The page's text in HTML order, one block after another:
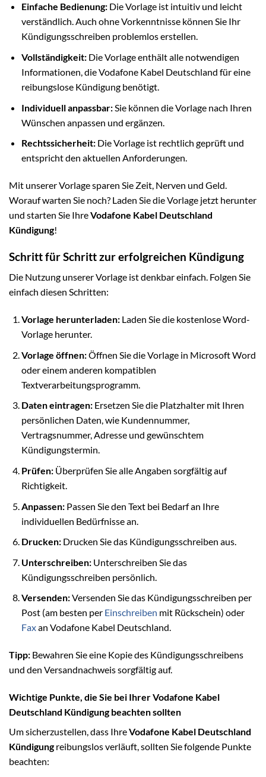
Einfache Bedienung:Die Vorlage ist intuitiv und leicht
verständlich. Auch ohne Vorkenntnisse können Sie Ihr
Kündigungsschreiben problemlos erstellen.
Vollständigkeit:Die Vorlage enthält alle notwendigen
Informationen, die Vodafone Kabel Deutschland für eine
reibungslose Kündigung benötigt.
Individuell anpassbar:Sie können die Vorlage nach Ihren
Wünschen anpassen und ergänzen.
Rechtssicherheit:Die Vorlage ist rechtlich geprüft und
entspricht den aktuellen Anforderungen.
Mit unserer Vorlage sparen Sie Zeit, Nerven und Geld.
Worauf warten Sie noch? Laden Sie die Vorlage jetzt herunter
und starten Sie IhreVodafone Kabel Deutschland
Kündigung!
Schritt für Schritt zur erfolgreichen Kündigung
Die Nutzung unserer Vorlage ist denkbar einfach. Folgen Sie
einfach diesen Schritten:
Vorlage herunterladen:Laden Sie die kostenlose Word-
Vorlage herunter.
Vorlage öffnen:Öffnen Sie die Vorlage in Microsoft Word
oder einem anderen kompatiblen
Textverarbeitungsprogramm.
Daten eintragen:Ersetzen Sie die Platzhalter mit Ihren
persönlichen Daten, wie Kundennummer,
Vertragsnummer, Adresse und gewünschtem
Kündigungstermin.
Prüfen:Überprüfen Sie alle Angaben sorgfältig auf
Richtigkeit.
Anpassen:Passen Sie den Text bei Bedarf an Ihre
individuellen Bedürfnisse an.
Drucken:Drucken Sie das Kündigungsschreiben aus.
Unterschreiben:Unterschreiben Sie das
Kündigungsschreiben persönlich.
Versenden:Versenden Sie das Kündigungsschreiben per
Post (am besten per Einschreiben mit Rückschein) oder
Faxan Vodafone Kabel Deutschland.
Tipp: Bewahren Sie eine Kopie des Kündigungsschreibens
und den Versandnachweis sorgfältig auf.
Wichtige Punkte, die Sie bei Ihrer Vodafone Kabel
Deutschland Kündigung beachten sollten
Um sicherzustellen, dass IhreVodafone Kabel Deutschland
Kündigungreibungslos verläuft, sollten Sie folgende Punkte
beachten: